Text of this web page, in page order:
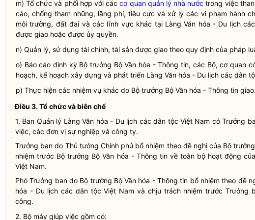
m) Tổ chức và phối hợp với cáccơ quan quản lý nhà nước trong việc
cáo, chống tham nhũng, lãng phí, tiêu cực và xử lý các vi phạm hành
môi trường, đất đai và các lĩnh vực khác tại Làng Văn hóa - Du lịch các
được giao hoặc được ủy quyền.
n) Quản lý, sử dụng tài chính, tài sản được giao theo quy định của pháp
o) Báo cáo định kỳ Bộ trưởng Bộ Văn hóa - Thông tin, các Bộ, cơ quan
hoạch, kế hoạch xây dựng và phát triển Làng Văn hóa - Du lịch các dân
p) Thực hiện các nhiệm vụ khác do Bộ trưởng Bộ Văn hóa - Thông tin giao.
Điều 3.Tổ chức và biên chế
1. Ban Quản lý Làng Văn hóa - Du lịch cácdân tộc Việt Nam có Trưởng
việc, các đơn vị sự nghiệp và công ty.
Trưởng ban do Thủ tướng Chính phủ bổ nhiệm theo đề nghị của Bộ trưởng
nhiệm trước Bộ trưởng Bộ Văn hóa - Thông tin về toàn bộ hoạt động
Việt Nam.
Phó Trưởng ban do Bộ trưởng Bộ Văn hóa - Thông tin bổ nhiệm theo đề
hóa - Du lịch các dân tộc Việt Nam và chịu trách nhiệm trước Trưởng
công.
2. Bộ máy giúp việc gồm có: